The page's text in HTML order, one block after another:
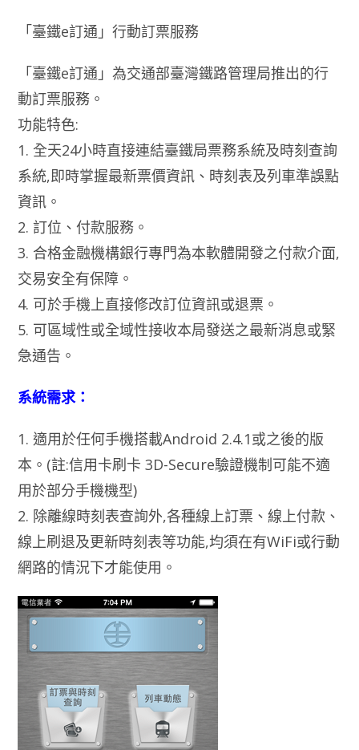
「臺鐵e訂通」行動訂票服務
「臺鐵e訂通」為交通部臺灣鐵路管理局推出的行
動訂票服務。
功能特色:
1. 全天24小時直接連結臺鐵局票務系統及時刻查詢
系統,即時掌握最新票價資訊、時刻表及列車準誤點
資訊。
2. 訂位、付款服務。
3. 合格金融機構銀行專門為本軟體開發之付款介面,
交易安全有保障。
4. 可於手機上直接修改訂位資訊或退票。
5. 可區域性或全域性接收本局發送之最新消息或緊
急通告。
系統需求：
1. 適用於任何手機搭載Android 2.4.1或之後的版
本。(註:信用卡刷卡 3D-Secure驗證機制可能不適
用於部分手機機型)
2. 除離線時刻表查詢外,各種線上訂票、線上付款、
線上刷退及更新時刻表等功能,均須在有WiFi或行動
網路的情況下才能使用。